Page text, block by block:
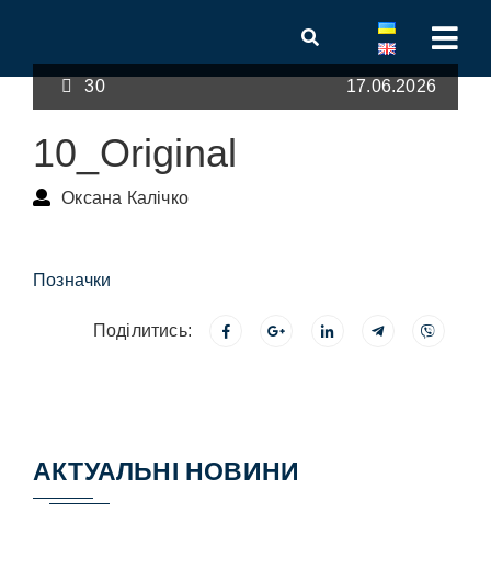
30 17.06.2026
10_Original
Оксана Калічко
Позначки
Поділитись:
АКТУАЛЬНІ НОВИНИ